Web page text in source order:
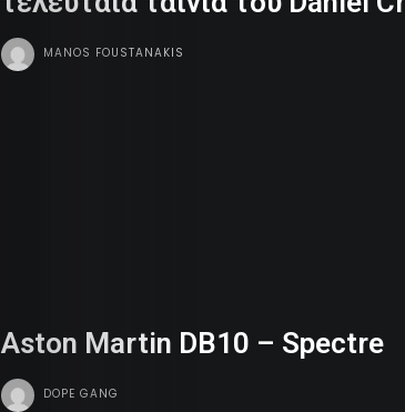
MANOS FOUSTANAKIS
Aston Martin DB10 – Spectre
DOPE GANG